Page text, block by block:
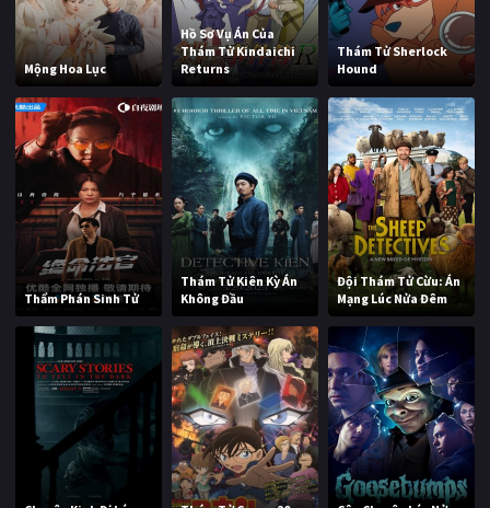
Mộng Hoa Lục
Hồ Sơ Vụ Án Của
Thám Tử Kindaichi
Returns
Thám Tử Sherlock
Hound
Thẩm Phán Sinh Tử
Thám Tử Kiên Kỳ Án
Không Đầu
Đội Thám Tử Cừu: Án
Mạng Lúc Nửa Đêm